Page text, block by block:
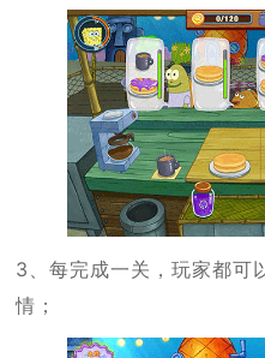
3、每完成一关，玩家都可
情；